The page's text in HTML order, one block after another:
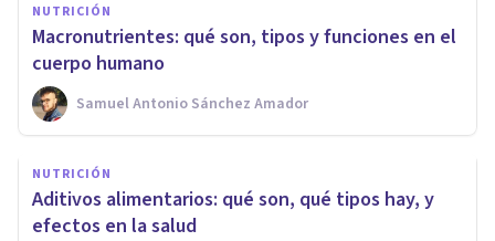
NUTRICIÓN
Macronutrientes: qué son, tipos y funciones en el
cuerpo humano
Samuel Antonio Sánchez Amador
NUTRICIÓN
Aditivos alimentarios: qué son, qué tipos hay, y
efectos en la salud